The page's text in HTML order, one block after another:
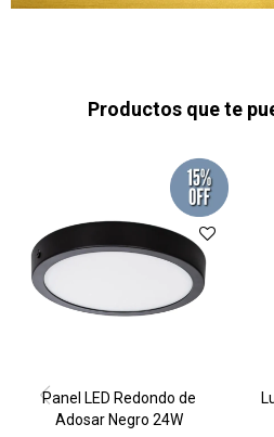
Productos que te
Panel LED Redondo de
Adosar Negro 24W